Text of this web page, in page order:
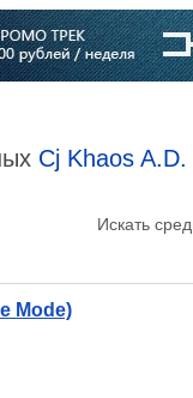
Cj Khaos A.D.
Искать
Mode)